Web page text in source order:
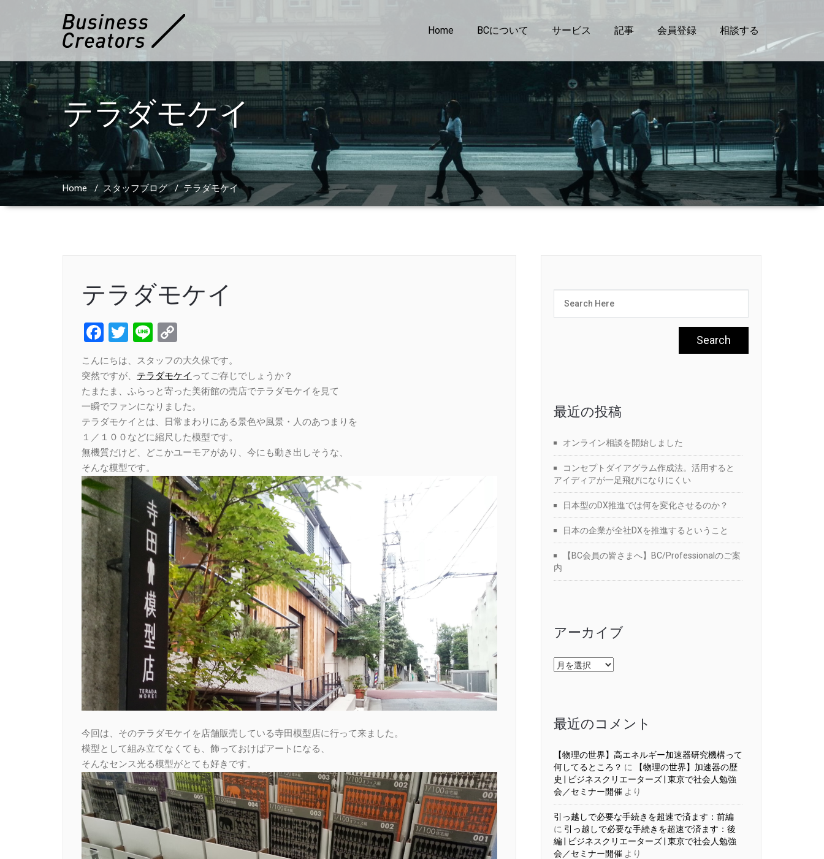
Home BCについて サービス 記事 会員登録 相談する
テラダモケイ
Home / スタッフブログ/テラダモケイ
テラダモケイ
Facebook
Twitter
Line
Link
こんにちは、スタッフの大久保です。
突然ですが、 テラダモケイ ってご存じでしょうか？
たまたま、ふらっと寄った美術館の売店でテラダモケイを見て
一瞬でファンになりました。
テラダモケイとは、日常まわりにある景色や風景・人のあつまりを
１／１００などに縮尺した模型です。
無機質だけど、どこかユーモアがあり、今にも動き出しそうな、
そんな模型です。
今回は、そのテラダモケイを店舗販売している寺田模型店に行って来ました。
模型として組み立てなくても、飾っておけばアートになる、
そんなセンス光る模型がとても好きです。
最近の投稿
オンライン相談を開始しました
コンセプトダイアグラム作成法。活用すると
アイディアが一足飛びになりにくい
日本型のDX推進では何を変化させるのか？
日本の企業が全社DXを推進するということ
【BC会員の皆さまへ】BC/Professionalのご案
内
アーカイブ
ア
ー
最近のコメント
【物理の世界】高エネルギー加速器研究機構って
何してるところ？ に
【物理の世界】加速器の歴
史 | ビジネスクリエーターズ | 東京で社会人勉強
会／セミナー開催 より
引っ越しで必要な手続きを超速で済ます：前編
に 引っ越しで必要な手続きを超速で済ます：後
編 | ビジネスクリエーターズ | 東京で社会人勉強
会／セミナー開催 より